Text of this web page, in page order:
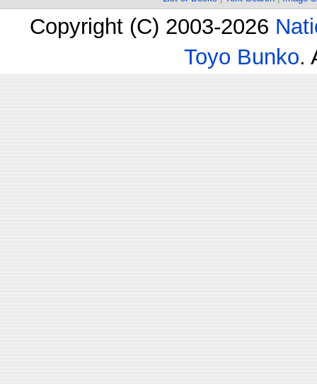
Copyright (C) 2003-2026
Toyo Bunko.